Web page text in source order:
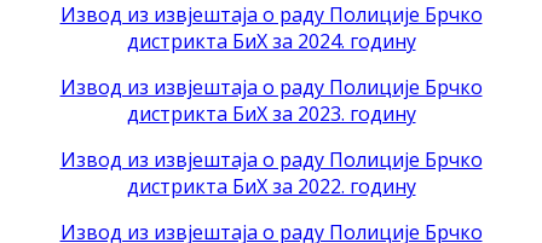
Извод из извјештаја о раду Полиције Брчко
дистрикта БиХ за 2024. годину
Извод из извјештаја о раду Полиције Брчко
дистрикта БиХ за 2023. годину
Извод из извјештаја о раду Полиције Брчко
дистрикта БиХ за 2022. годину
Извод из извјештаја о раду Полиције Брчко